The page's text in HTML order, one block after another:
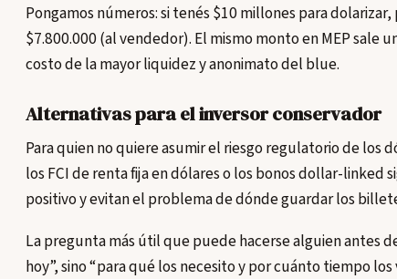
Pongamos números: si tenés $10 millones para
$7.800.000 (al vendedor). El mismo monto en MEP sale
costo de la mayor liquidez y anonimato del blue.
Alternativas para el inversor conservador
Para quien no quiere asumir el riesgo regulatorio de los
los FCI de renta fija en dólares o los bonos dollar-linked
positivo y evitan el problema de dónde guardar los
La pregunta más útil que puede hacerse alguien antes
hoy”, sino “para qué los necesito y por cuánto tiempo